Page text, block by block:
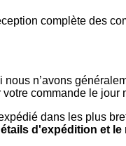
complète des
n’avons
commande le jour
dans les plus
d'expédition et